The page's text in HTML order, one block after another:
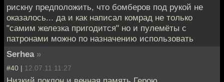
рискну предположить, что бомберов под рукой не
оказалось... да и как написал комрад не только
"самим железка пригодится" но и пулемёты с
патронами можно по назначению использовать
Serhea »
#40 | 12.07.11 11:27